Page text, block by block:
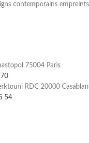
contemporains
75004 Paris
RDC 20000
54